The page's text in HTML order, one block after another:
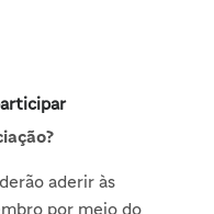
aderir às
por meio do